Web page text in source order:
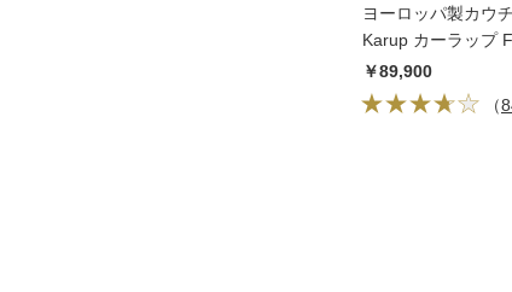
ヨーロッパ製カウ
Karup カーラップ
ン
￥89,900
（